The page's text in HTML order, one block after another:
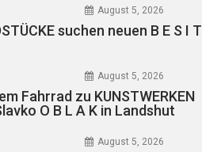
August 5, 2026
suchen neuen B E S I T
August 5, 2026
Fahrrad zu KUNSTWERKEN
O B L A K in Landshut
August 5, 2026